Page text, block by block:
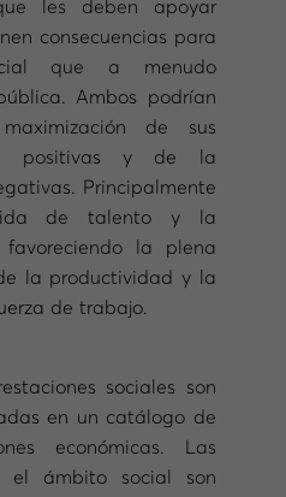
les deben apoyar
consecuencias para
que a menudo
Ambos podrían
de sus
positivas y de la
Principalmente
de talento y la
la plena
la productividad y la
de trabajo.
sociales son
en un catálogo de
económicas. Las
el ámbito social son